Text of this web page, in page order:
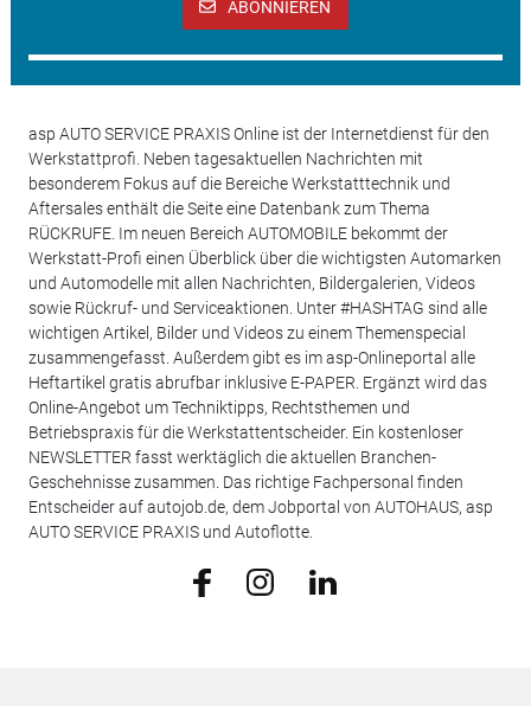
ABONNIEREN
asp AUTO SERVICE PRAXIS Online ist der Internetdienst für den
Werkstattprofi. Neben tagesaktuellen Nachrichten mit
besonderem Fokus auf die Bereiche Werkstatttechnik und
Aftersales enthält die Seite eine Datenbank zum Thema
RÜCKRUFE. Im neuen Bereich AUTOMOBILE bekommt der
Werkstatt-Profi einen Überblick über die wichtigsten Automarken
und Automodelle mit allen Nachrichten, Bildergalerien, Videos
sowie Rückruf- und Serviceaktionen. Unter #HASHTAG sind alle
wichtigen Artikel, Bilder und Videos zu einem Themenspecial
zusammengefasst. Außerdem gibt es im asp-Onlineportal alle
Heftartikel gratis abrufbar inklusive E-PAPER. Ergänzt wird das
Online-Angebot um Techniktipps, Rechtsthemen und
Betriebspraxis für die Werkstattentscheider. Ein kostenloser
NEWSLETTER fasst werktäglich die aktuellen Branchen-
Geschehnisse zusammen. Das richtige Fachpersonal finden
Entscheider auf autojob.de, dem Jobportal von AUTOHAUS, asp
AUTO SERVICE PRAXIS und Autoflotte.